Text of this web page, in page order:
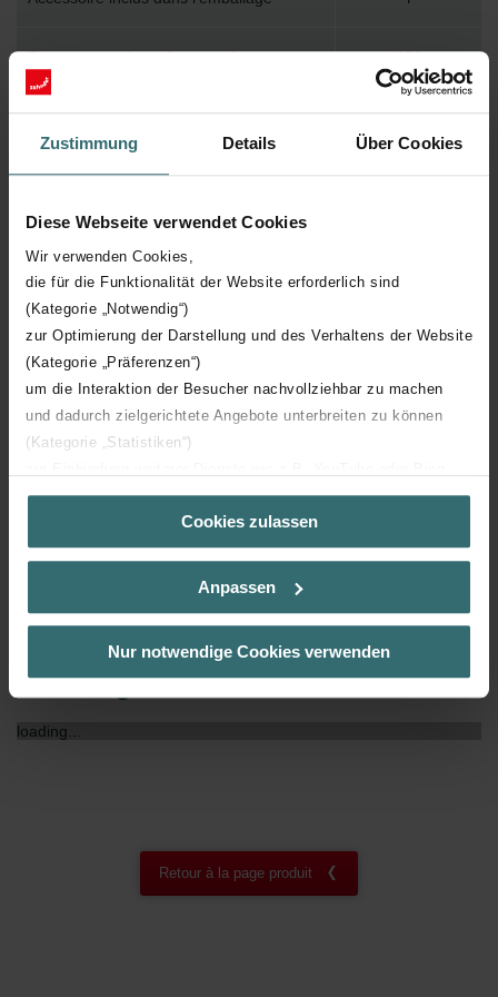
Zustimmung Details Über Cookies
Diese Webseite verwendet Cookies
Wir verwenden Cookies,
die für die Funktionalität der Website erforderlich sind
(Kategorie „Notwendig“)
zur Optimierung der Darstellung und des Verhaltens der Website
(Kategorie „Präferenzen“)
um die Interaktion der Besucher nachvollziehbar zu machen
und dadurch zielgerichtete Angebote unterbreiten zu können
(Kategorie „Statistiken“)
(Kategorie „Marketing“)
Über „Details zeigen“ bzw. die Datenschutzerklärung erhalten
Sie weitere Informationen. Durch die Auswahl der Kategorie
der Auswahl von „Statistiken“ willigen Sie ein, dass wir Ihren
Besuchsverlauf auf unserer Website verwenden, um Ihnen die
bestmögliche Nutzererfahrung zu ermöglichen und Ihnen
widerrufen.
Zehnder Group Czech Republic s.r.o.: Zásady ochrany
Cookies zulassen
Anpassen
Nur notwendige Cookies verwenden
Température de surface maximum 120
Pression de service maximum 1000
Longueur technique
Hauteur technique
Profondeur technique 55 mm
Nombre d'éléments
Orientation H
Téléchargements
loading...
Retour à la page produit